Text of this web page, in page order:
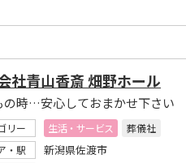
社青山香斎 畑野ホール
の時…安心しておまかせ下さい
リー 生活・サービス
葬儀社
・駅
新潟県佐渡市